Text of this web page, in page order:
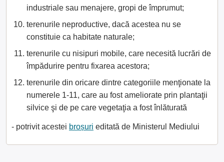
industriale sau menajere, gropi de împrumut;
terenurile neproductive, dacă acestea nu se
constituie ca habitate naturale;
terenurile cu nisipuri mobile, care necesită lucrări de
împădurire pentru fixarea acestora;
terenurile din oricare dintre categoriile menţionate la
numerele 1-11, care au fost ameliorate prin plantaţii
silvice şi de pe care vegetaţia a fost înlăturată
- potrivit acestei broșuri editată de Ministerul Mediului